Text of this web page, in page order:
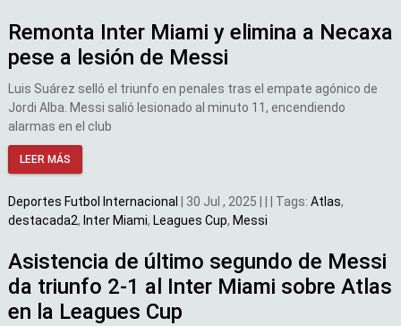
Remonta Inter Miami y elimina a Necaxa
pese a lesión de Messi
Luis Suárez selló el triunfo en penales tras el empate agónico de
Jordi Alba. Messi salió lesionado al minuto 11, encendiendo
alarmas en el club
LEER MÁS
Deportes Futbol Internacional 30 Jul , 2025 Tags: Atlas,
destacada2, Inter Miami, Leagues Cup, Messi
Asistencia de último segundo de Messi
da triunfo 2-1 al Inter Miami sobre Atlas
en la Leagues Cup